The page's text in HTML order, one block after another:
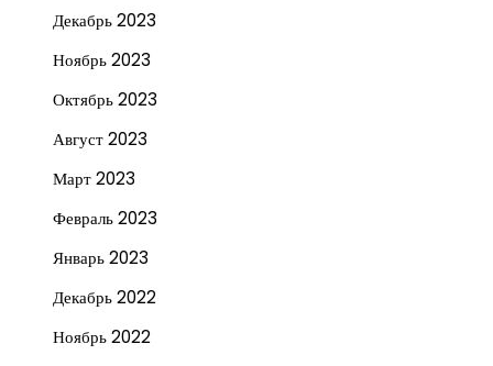
Декабрь 2023
Ноябрь 2023
Октябрь 2023
Август 2023
Март 2023
Февраль 2023
Январь 2023
Декабрь 2022
Ноябрь 2022